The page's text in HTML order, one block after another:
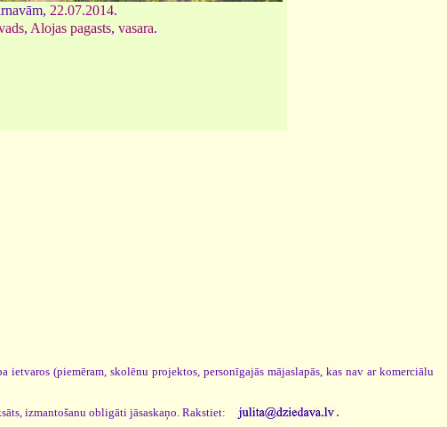
22.07.2014.
, Alojas pagasts, vasara.
(piemēram, skolēnu projektos, personīgajās mājaslapās, kas nav ar komerciālu
izmantošanu obligāti jāsaskaņo. Rakstiet: .